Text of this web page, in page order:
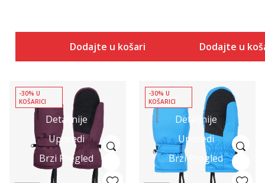
Dodajte u košaricu Dodajte u
Detaljnije
Uporedi
Brzi Pregled
-30% U
KOŠARICI
Detaljnije
Uporedi
Brzi Pregled
-30% U
KOŠARICI